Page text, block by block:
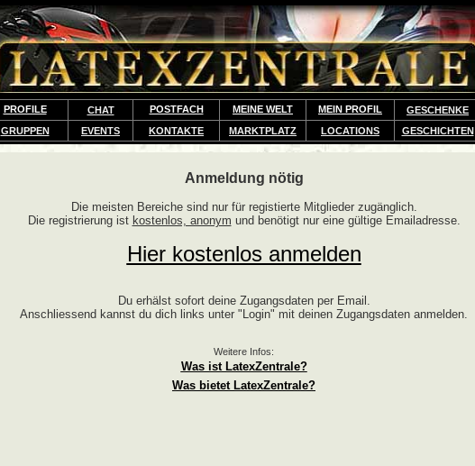
PROFILE CHAT POSTFACH MEINE WELT MEIN PROFIL GESCHENKE
GRUPPEN EVENTS KONTAKTE MARKTPLATZ LOCATIONS GESCHICHTEN
Anmeldung nötig
Die meisten Bereiche sind nur für registierte Mitglieder zugänglich.
Die registrierung ist kostenlos, anonym und benötigt nur eine gültige Emailadresse.
Hier kostenlos anmelden
Du erhälst sofort deine Zugangsdaten per Email.
Anschliessend kannst du dich links unter "Login" mit deinen Zugangsdaten anmelden.
Weitere Infos:
Was ist LatexZentrale?
Was bietet LatexZentrale?